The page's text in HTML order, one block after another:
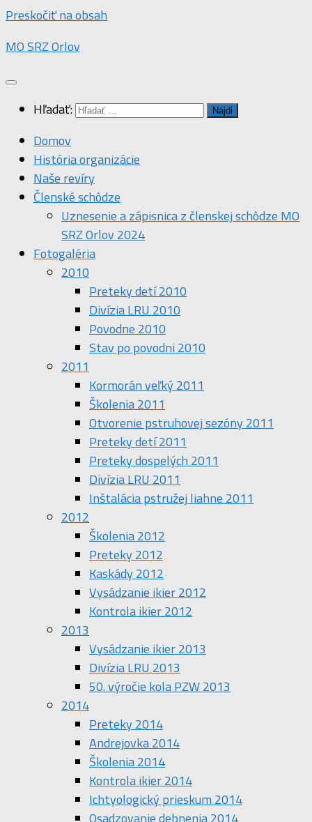
Preskočiť na obsah
MO SRZ Orlov
Hľadať:
Domov
História organizácie
Naše revíry
Členské schôdze
Uznesenie a zápisnica z členskej schôdze MO
SRZ Orlov 2024
Fotogaléria
2010
Preteky detí 2010
Divízia LRU 2010
Povodne 2010
Stav po povodni 2010
2011
Kormorán veľký 2011
Školenia 2011
Otvorenie pstruhovej sezóny 2011
Preteky detí 2011
Preteky dospelých 2011
Divízia LRU 2011
Inštalácia pstružej liahne 2011
2012
Školenia 2012
Preteky 2012
Kaskády 2012
Vysádzanie ikier 2012
Kontrola ikier 2012
2013
Vysádzanie ikier 2013
Divízia LRU 2013
50. výročie kola PZW 2013
2014
Preteky 2014
Andrejovka 2014
Školenia 2014
Kontrola ikier 2014
Ichtyologický prieskum 2014